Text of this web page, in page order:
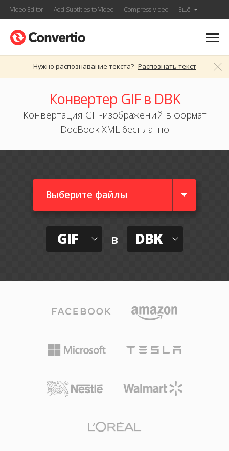
Video Editor Add Subtitles to Video Compress Video Ещё
Нужно распознавание текста? Распознать текст
Конвертер GIF в DBK
Конвертация GIF-изображений в формат
DocBook XML бесплатно
Выберите файлы
GIF в DBK